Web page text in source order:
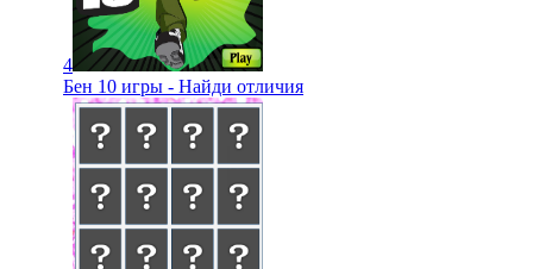
4
Бен 10 игры - Найди отличия